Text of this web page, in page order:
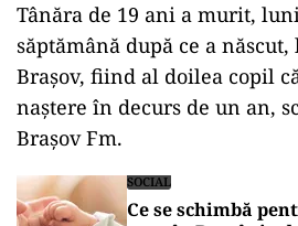
Tânăra de 19 ani a murit,
săptămână după ce a
Braşov, fiind al doilea copil
naştere în decurs de un an,
Braşov Fm.
SOCIAL
Ce se schimbă